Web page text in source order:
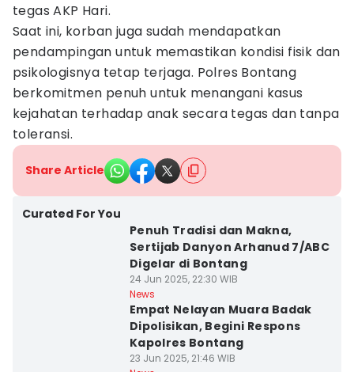
tegas AKP Hari.
Saat ini, korban juga sudah mendapatkan
pendampingan untuk memastikan kondisi fisik dan
psikologisnya tetap terjaga. Polres Bontang
berkomitmen penuh untuk menangani kasus
kejahatan terhadap anak secara tegas dan tanpa
toleransi.
Share Article
Curated For You
Penuh Tradisi dan Makna,
Sertijab Danyon Arhanud 7/ABC
Digelar di Bontang
24 Jun 2025, 22:30 WIB
News
Empat Nelayan Muara Badak
Dipolisikan, Begini Respons
Kapolres Bontang
23 Jun 2025, 21:46 WIB